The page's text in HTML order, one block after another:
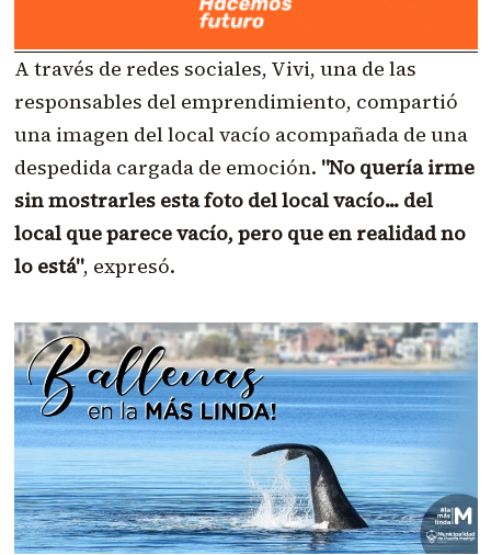
A través de redes sociales, Vivi, una de las
responsables del emprendimiento, compartió
una imagen del local vacío acompañada de una
despedida cargada de emoción. "No quería irme
sin mostrarles esta foto del local vacío... del
local que parece vacío, pero que en realidad no
lo está", expresó.